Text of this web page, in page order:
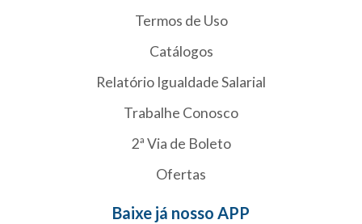
Termos de Uso
Catálogos
Relatório Igualdade Salarial
Trabalhe Conosco
2ª Via de Boleto
Ofertas
Baixe já nosso APP